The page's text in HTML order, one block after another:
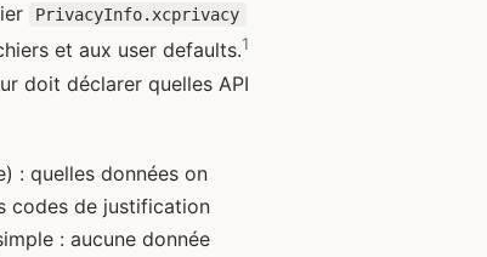
PrivacyInfo.xcprivacy
et aux user defaults.1
doit déclarer quelles API
: quelles données on
codes de justification
: aucune donnée